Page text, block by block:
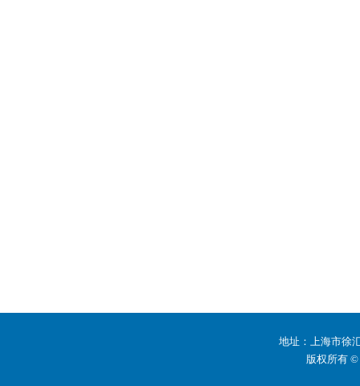
地址：上海市徐
版权所有 ©